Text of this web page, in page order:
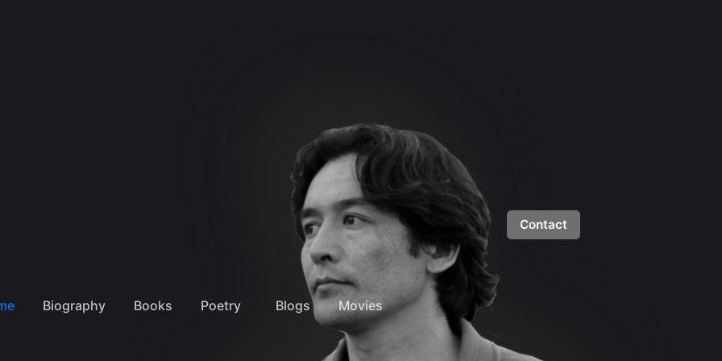
Biography Books Poetry Blogs Movies
Contact